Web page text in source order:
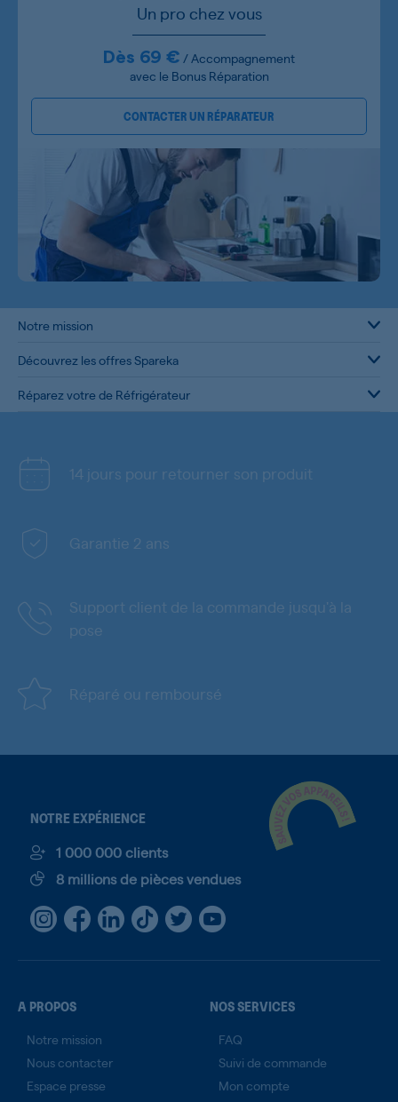
Un pro chez vous
Dès 69 € / Accompagnement
avec le Bonus Réparation
CONTACTER UN RÉPARATEUR
Notre mission
Découvrez les offres Spareka
Réparez votre de Réfrigérateur
14 jours pour retourner son produit
Garantie 2 ans
Support client de la commande jusqu'à la
pose
Réparé ou remboursé
NOTRE EXPÉRIENCE
1 000 000 clients
8 millions de pièces vendues
A PROPOS
Notre mission
Nous contacter
Espace presse
NOS SERVICES
FAQ
Suivi de commande
Mon compte